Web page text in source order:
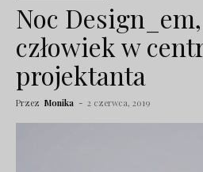
Noc
człowiek w
projektanta
Przez Monika - 2 czerwca, 2019